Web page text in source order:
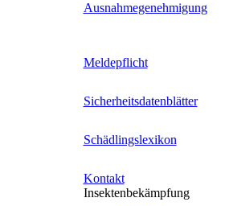
Aus­nah­me­ge­neh­mi­gung
Mel­de­pflicht
Sicher­heits­da­ten­blät­ter
Schäd­lings­le­xi­kon
Kon­takt
Insek­ten­be­kämp­fung